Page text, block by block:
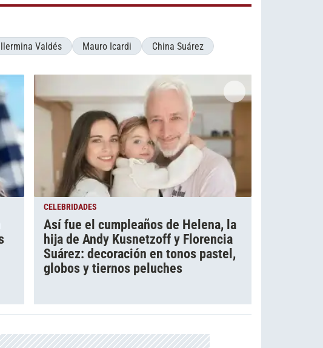
Valdés Mauro Icardi China Suárez
CELEBRIDADES
Así fue el cumpleaños de Helena, la
hija de Andy Kusnetzoff y Florencia
Suárez: decoración en tonos pastel,
globos y tiernos peluches